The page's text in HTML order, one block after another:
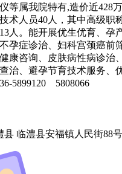
等属我院特有,造价近428
术人员40人，其中高级职
人。能开展优生优育、孕
孕症诊治、妇科宫颈癌前
康咨询、皮肤病性病诊治
治、避孕节育技术服务、
5899120 5808066
县 临澧县安福镇人民街88号